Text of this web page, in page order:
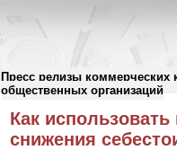
Пресс релизы коммерческих
общественных организаций
Пресс-релизы//
Как
снижения